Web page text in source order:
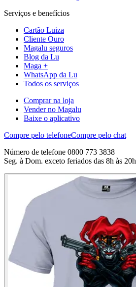
Serviços e benefícios
Cartão Luiza
Cliente Ouro
Magalu seguros
Blog da Lu
Maga +
WhatsApp da Lu
Todos os serviços
Comprar na loja
Vender no Magalu
Baixe o aplicativo
Compre pelo telefoneCompre pelo chat
Número de telefone 0800 773 3838
Seg. à Dom. exceto feriados das 8h às 20h